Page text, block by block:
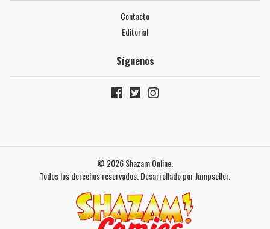
Contacto
Editorial
Síguenos
© 2026 Shazam Online.
Todos los derechos reservados. Desarrollado por Jumpseller.